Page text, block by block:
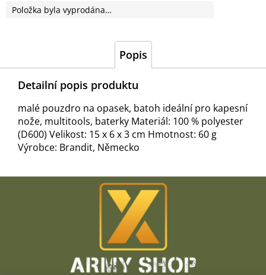
Položka byla vyprodána…
Popis
Detailní popis produktu
malé pouzdro na opasek, batoh ideální pro kapesní
nože, multitools, baterky Materiál: 100 % polyester
(D600) Velikost: 15 x 6 x 3 cm Hmotnost: 60 g
Výrobce: Brandit, Německo
Z